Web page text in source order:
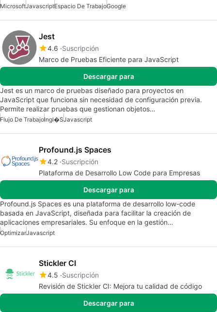
MicrosoftJavascriptEspacio De TrabajoGoogle
Jest
4.6 Suscripción
Marco de Pruebas Eficiente para JavaScript
Descargar para
Jest es un marco de pruebas diseñado para proyectos en
JavaScript que funciona sin necesidad de configuración previa.
Permite realizar pruebas que gestionan objetos…
Flujo De TrabajoIngl�sJavascript
Profound.js Spaces
4.2 Suscripción
Plataforma de Desarrollo Low Code para Empresas
Descargar para
Profound.js Spaces es una plataforma de desarrollo low-code
basada en JavaScript, diseñada para facilitar la creación de
aplicaciones empresariales. Su enfoque en la gestión…
OptimizarJavascript
Stickler CI
4.5 Suscripción
Revisión de Stickler CI: Mejora tu calidad de código
Descargar para